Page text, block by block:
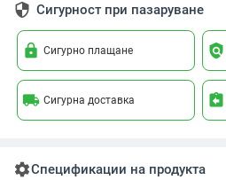
security Сигурност при пазаруване
lock Сигурно плащане policy
local_shipping Сигурна доставка assignment_return
settingsСпецификации на продукта